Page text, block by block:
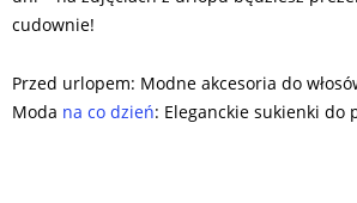
cudownie!
Przed urlopem: Modne akcesoria do
Moda na co dzień: Eleganckie sukienki do